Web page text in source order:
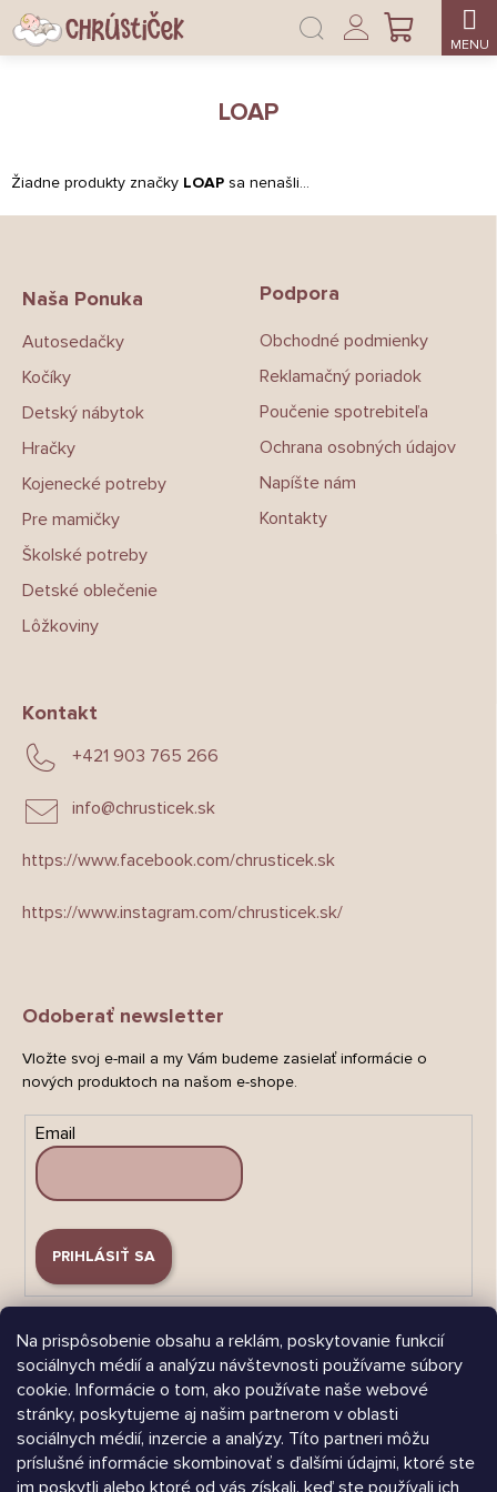
Na prispôsobenie obsahu a reklám, poskytovanie funkcií
sociálnych médií a analýzu návštevnosti používame súbory
cookie. Informácie o tom, ako používate naše webové
stránky, poskytujeme aj našim partnerom v oblasti
sociálnych médií, inzercie a analýzy. Títo partneri môžu
príslušné informácie skombinovať s ďalšími údajmi, ktoré ste
im poskytli alebo ktoré od vás získali, keď ste používali ich
Prejsť
na
obsah
NÁKUPNÝ
Prihlásenie
LOAP
Žiadne produkty značky LOAP sa nenašli...
Naša Ponuka
Autosedačky
Kočíky
Detský nábytok
Hračky
Kojenecké potreby
Pre mamičky
Školské potreby
Detské oblečenie
Lôžkoviny
Podpora
Obchodné podmienky
Reklamačný poriadok
Poučenie spotrebiteľa
Ochrana osobných údajov
Napíšte nám
Kontakty
Kontakt
info@chrusticek.sk
+421 903 765 266
https://www.facebook.com/chrusticek.sk
https://www.instagram.com/chrusticek.sk/
Odoberať newsletter
Vložte svoj e-mail a my Vám budeme zasielať informácie o
nových produktoch na našom e-shope.
Email
PRIHLÁSIŤ SA
Árukereső.hu